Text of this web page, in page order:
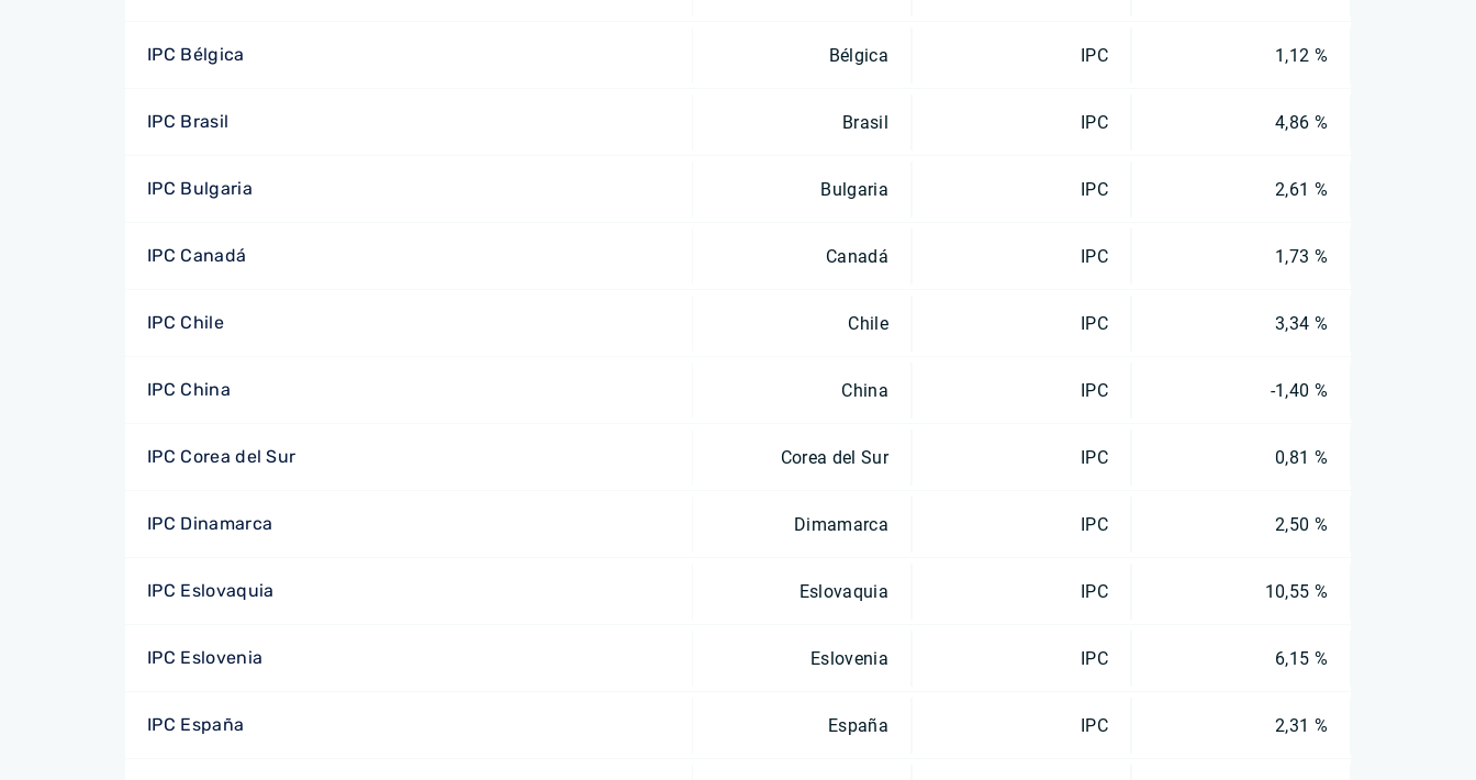
IPC Bélgica Bélgica IPC 1,12 %
IPC Brasil Brasil IPC 4,86 %
IPC Bulgaria Bulgaria IPC 2,61 %
IPC Canadá Canadá IPC 1,73 %
IPC Chile Chile IPC 3,34 %
IPC China China IPC -1,40 %
IPC Corea del Sur Corea del Sur IPC 0,81 %
IPC Dinamarca Dimamarca IPC 2,50 %
IPC Eslovaquia Eslovaquia IPC 10,55 %
IPC Eslovenia Eslovenia IPC 6,15 %
IPC España España IPC 2,31 %